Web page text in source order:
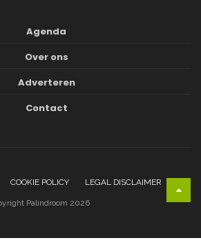
Agenda
Over ons
Adverteren
Contact
COOKIE POLICY LEGAL DISCLAIMER
Palindroom 2026